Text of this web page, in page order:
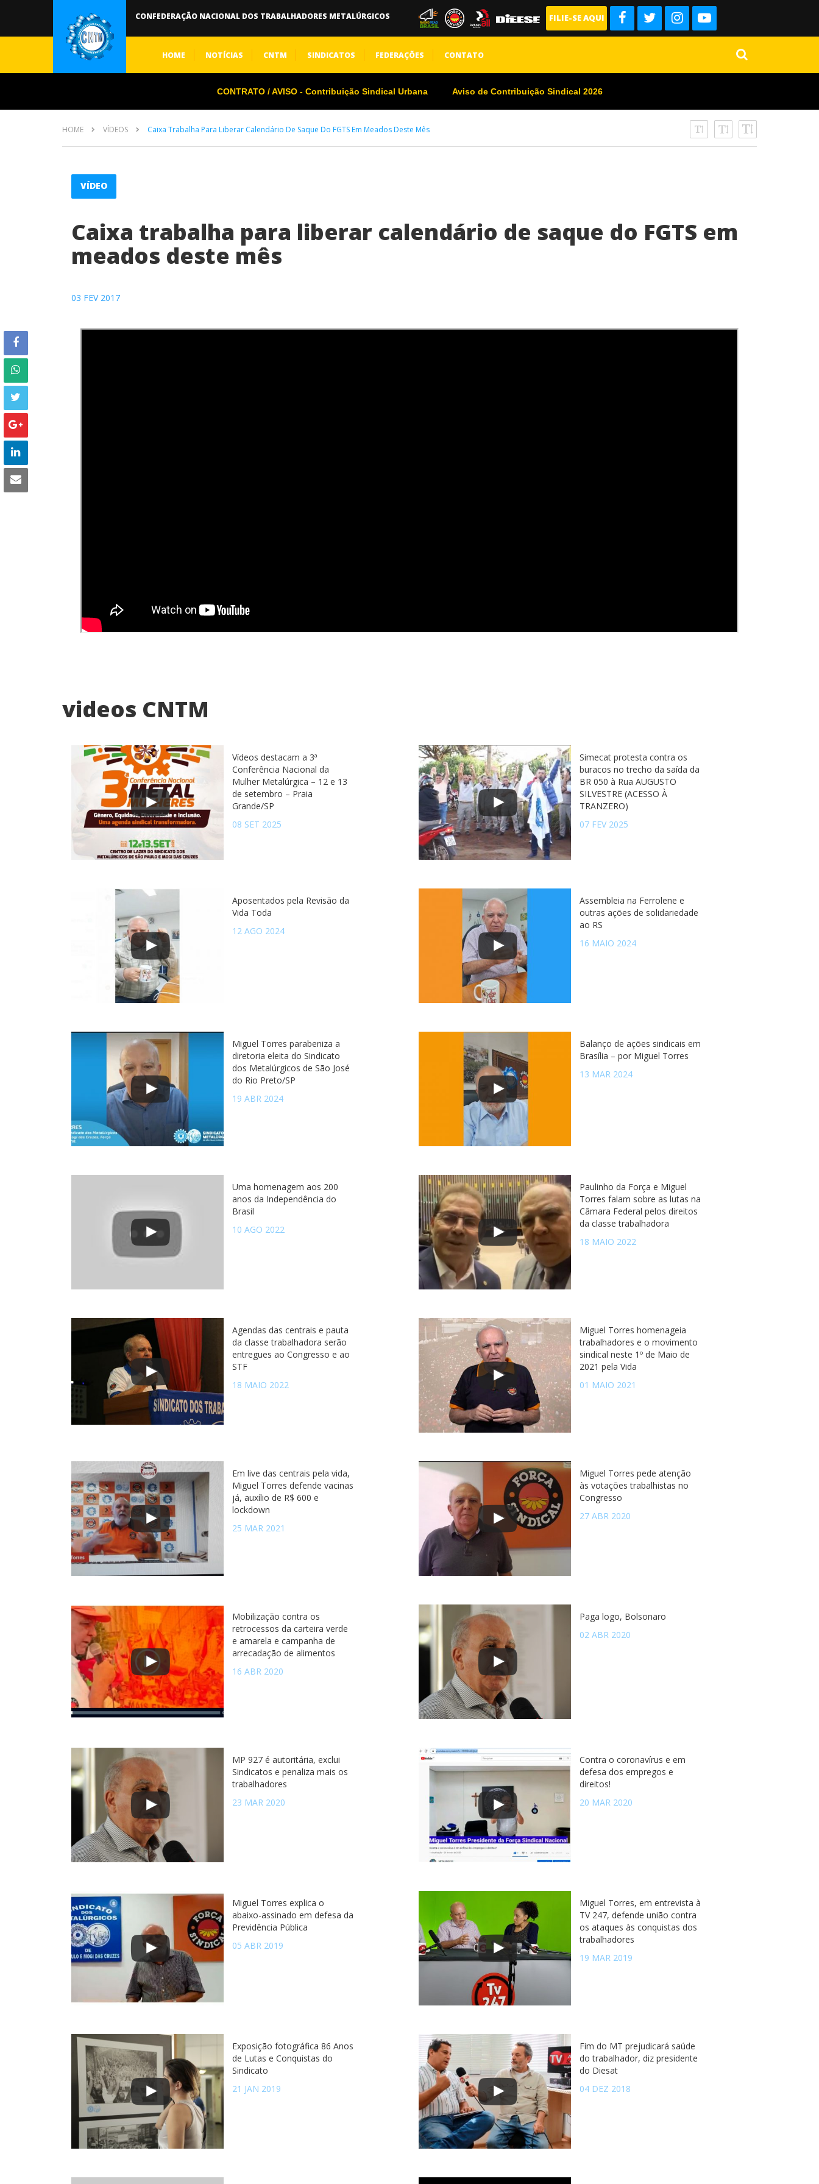
CONFEDERAÇÃO NACIONAL DOS TRABALHADORES METALÚRGICOS FILIE-SE AQUI
HOME NOTÍCIAS CNTM SINDICATOS FEDERAÇÕES CONTATO
CONTRATO / AVISO - Contribuição Sindical Urbana Aviso de Contribuição Sindical 2026
HOME VÍDEOS Caixa Trabalha Para Liberar Calendário De Saque Do FGTS Em Meados Deste Mês
VÍDEO
Caixa trabalha para liberar calendário de saque do FGTS em
meados deste mês
03 FEV 2017
videos CNTM
Vídeos destacam a 3ª
Conferência Nacional da
Mulher Metalúrgica – 12 e 13
de setembro – Praia
Grande/SP
08 SET 2025
Simecat protesta contra os
buracos no trecho da saída da
BR 050 à Rua AUGUSTO
SILVESTRE (ACESSO À
TRANZERO)
07 FEV 2025
Aposentados pela Revisão da
Vida Toda
12 AGO 2024
Assembleia na Ferrolene e
outras ações de solidariedade
ao RS
16 MAIO 2024
Miguel Torres parabeniza a
diretoria eleita do Sindicato
dos Metalúrgicos de São José
do Rio Preto/SP
19 ABR 2024
Balanço de ações sindicais em
Brasília – por Miguel Torres
13 MAR 2024
Uma homenagem aos 200
anos da Independência do
Brasil
10 AGO 2022
Paulinho da Força e Miguel
Torres falam sobre as lutas na
Câmara Federal pelos direitos
da classe trabalhadora
18 MAIO 2022
Agendas das centrais e pauta
da classe trabalhadora serão
entregues ao Congresso e ao
STF
18 MAIO 2022
Miguel Torres homenageia
trabalhadores e o movimento
sindical neste 1º de Maio de
2021 pela Vida
01 MAIO 2021
Em live das centrais pela vida,
Miguel Torres defende vacinas
já, auxílio de R$ 600 e
lockdown
25 MAR 2021
Miguel Torres pede atenção
às votações trabalhistas no
Congresso
27 ABR 2020
Mobilização contra os
retrocessos da carteira verde
e amarela e campanha de
arrecadação de alimentos
16 ABR 2020
Paga logo, Bolsonaro
02 ABR 2020
MP 927 é autoritária, exclui
Sindicatos e penaliza mais os
trabalhadores
23 MAR 2020
Contra o coronavírus e em
defesa dos empregos e
direitos!
20 MAR 2020
Miguel Torres explica o
abaixo-assinado em defesa da
Previdência Pública
05 ABR 2019
Miguel Torres, em entrevista à
TV 247, defende união contra
os ataques às conquistas dos
trabalhadores
19 MAR 2019
Exposição fotográfica 86 Anos
de Lutas e Conquistas do
Sindicato
21 JAN 2019
Fim do MT prejudicará saúde
do trabalhador, diz presidente
do Diesat
04 DEZ 2018